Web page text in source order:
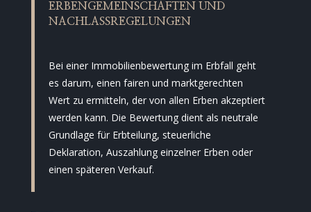
ERBENGEMEINSCHAFTEN UND
NACHLASSREGELUNGEN
Bei einer Immobilienbewertung im Erbfall geht
es darum, einen fairen und marktgerechten
Wert zu ermitteln, der von allen Erben akzeptiert
werden kann. Die Bewertung dient als neutrale
Grundlage für Erbteilung, steuerliche
Deklaration, Auszahlung einzelner Erben oder
einen späteren Verkauf.